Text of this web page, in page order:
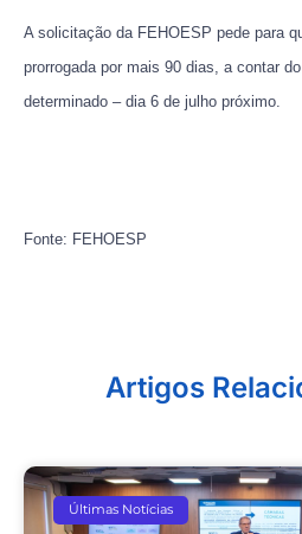
A solicitação da FEHOESP pede para
prorrogada por mais 90 dias, a contar
determinado – dia 6 de julho próximo.
Fonte: FEHOESP
Artigos
Últimas Notícias